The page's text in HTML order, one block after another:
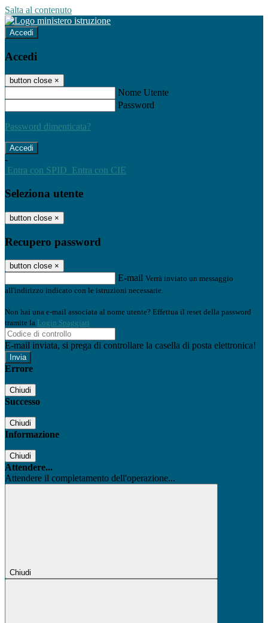
Salta al contenuto
Accedi
Accedi
button close ×
Nome Utente
Password
Password dimenticata?
-
Entra con SPID Entra con CIE
Seleziona utente
button close ×
Recupero password
button close ×
E-mail Verrà inviato un messaggio
all'indirizzo indicato con le istruzioni necessarie.
Non hai una e-mail associata al nome utente? Effettua il reset della password
tramite la Login Spaggiari
E-mail inviata, si prega di controllare la casella di posta elettronica!
Errore
Chiudi
Successo
Chiudi
Informazione
Chiudi
Attendere...
Attendere il completamento dell'operazione...
Chiudi